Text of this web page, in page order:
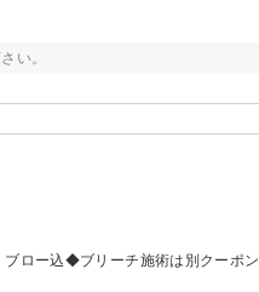
い。
ロー込◆ブリーチ施術は別クーポン